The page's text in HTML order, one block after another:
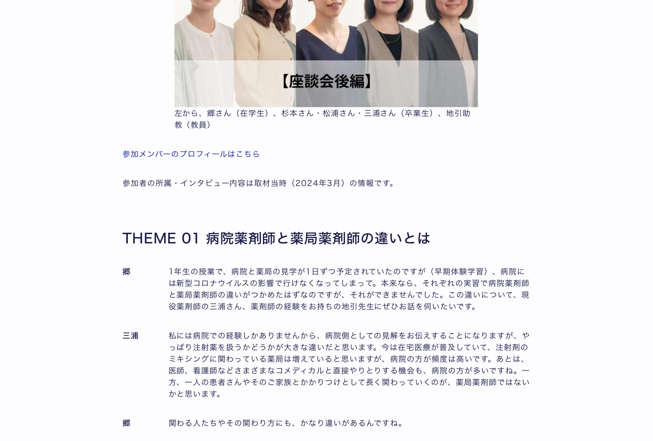
左から、郷さん（在学生）、杉本さん・松浦さん・三浦さん（卒業生）、地引助
教（教員）
参加メンバーのプロフィールはこちら
参加者の所属・インタビュー内容は取材当時（2024年3月）の情報です。
THEME 01 病院薬剤師と薬局薬剤師の違いとは
郷
1年生の授業で、病院と薬局の見学が1日ずつ予定されていたのですが（早期体験学習）、病院に
は新型コロナウイルスの影響で行けなくなってしまって。本来なら、それぞれの実習で病院薬剤師
と薬局薬剤師の違いがつかめたはずなのですが、それができませんでした。この違いについて、現
役薬剤師の三浦さん、薬剤師の経験をお持ちの地引先生にぜひお話を伺いたいです。
三浦
私には病院での経験しかありませんから、病院側としての見解をお伝えすることになりますが、や
っぱり注射薬を扱うかどうかが大きな違いだと思います。今は在宅医療が普及していて、注射剤の
ミキシングに関わっている薬局は増えていると思いますが、病院の方が頻度は高いです。あとは、
医師、看護師などさまざまなコメディカルと直接やりとりする機会も、病院の方が多いですね。一
方、一人の患者さんやそのご家族とかかりつけとして長く関わっていくのが、薬局薬剤師ではない
かと思います。
郷 関わる人たちやその関わり方にも、かなり違いがあるんですね。